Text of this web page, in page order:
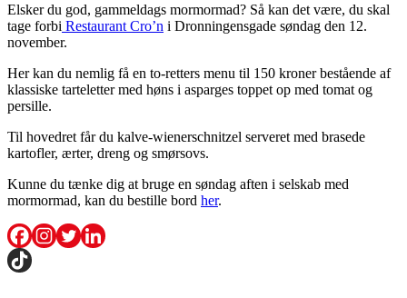
Elsker du god, gammeldags mormormad? Så kan det være, du skal
tage forbi Restaurant Cro’n i Dronningensgade søndag den 12.
november.
Her kan du nemlig få en to-retters menu til 150 kroner bestående af
klassiske tarteletter med høns i asparges toppet op med tomat og
persille.
Til hovedret får du kalve-wienerschnitzel serveret med brasede
kartofler, ærter, dreng og smørsovs.
Kunne du tænke dig at bruge en søndag aften i selskab med
mormormad, kan du bestille bord her.